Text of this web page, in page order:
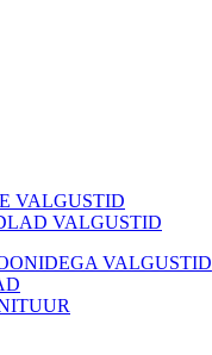
VALGUSTID
VALGUSTID
VALGUSTID